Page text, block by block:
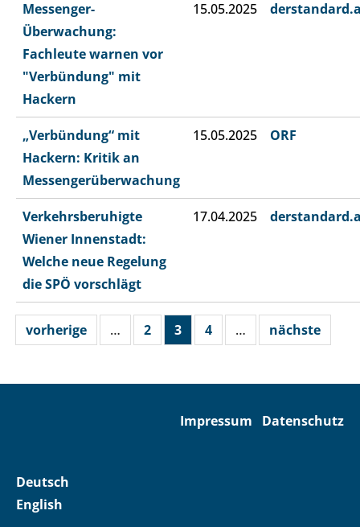
Messenger-
Überwachung:
Fachleute warnen vor
"Verbündung" mit
Hackern
15.05.2025
„Verbündung“ mit
Hackern: Kritik an
Messengerüberwachung
15.05.2025 ORF
Verkehrsberuhigte
Wiener Innenstadt:
Welche neue Regelung
die SPÖ vorschlägt
17.04.2025
vorherige … 2 3 4 … nächste
Impressum Datenschutz
Deutsch
English